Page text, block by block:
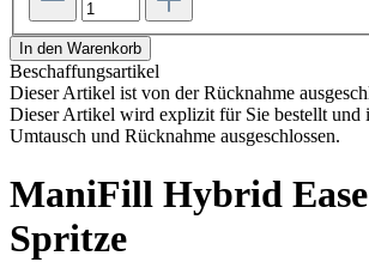
In den Warenkorb
Beschaffungsartikel
Dieser Artikel ist von der Rücknahme
Dieser Artikel wird explizit für Sie bestellt und
Umtausch und Rücknahme ausgeschlossen.
ManiFill Hybrid Ease
Spritze